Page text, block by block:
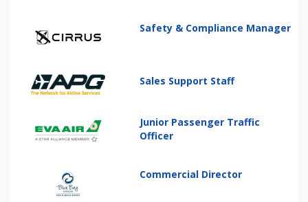
Safety & Compliance Manager
Sales Support Staff
Junior Passenger Traffic
Officer
Commercial Director